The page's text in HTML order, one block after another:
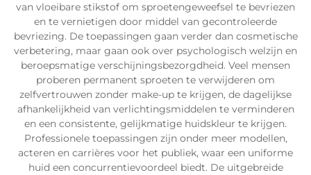
van vloeibare stikstof om sproetengeweefsel te bevriezen
en te vernietigen door middel van gecontroleerde
bevriezing. De toepassingen gaan verder dan cosmetische
verbetering, maar gaan ook over psychologisch welzijn en
beroepsmatige verschijningsbezorgdheid. Veel mensen
proberen permanent sproeten te verwijderen om
zelfvertrouwen zonder make-up te krijgen, de dagelijkse
afhankelijkheid van verlichtingsmiddelen te verminderen
en een consistente, gelijkmatige huidskleur te krijgen.
Professionele toepassingen zijn onder meer modellen,
acteren en carrières voor het publiek, waar een uniforme
huid een concurrentievoordeel biedt. De uitgebreide